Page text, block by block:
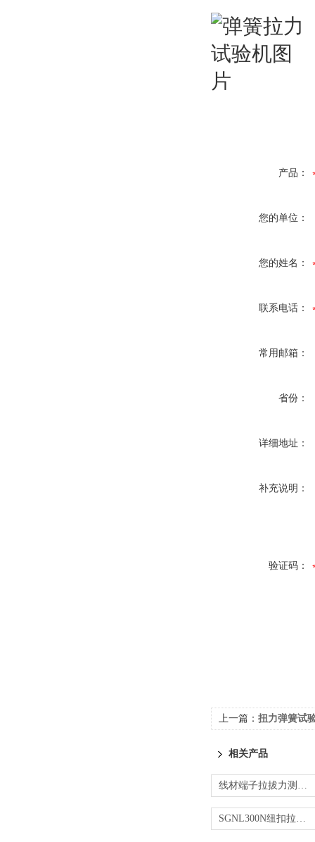
产品：
您的单位：
您的姓名：
联系电话：
常用邮箱：
省份：
详细地址：
补充说明：
验证码：
上一篇： 扭力弹簧试验机
相关产品
线材端子拉拔力测试机
SGNL300N纽扣拉力测试仪 扣子拉脱力强度试验机